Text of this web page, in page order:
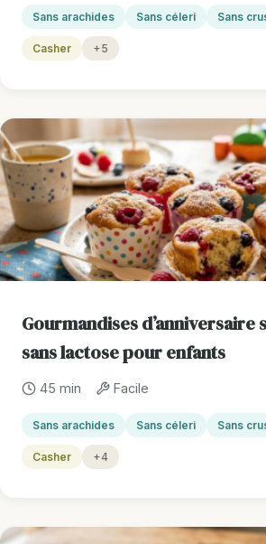
Sans arachides Sans céleri Sans
Casher +5
Gourmandises d’anniversaire
sans lactose pour enfants
45 min Facile
Sans arachides Sans céleri Sans
Casher +4